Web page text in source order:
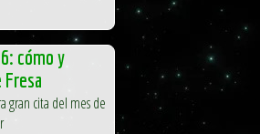
cómo y
Fresa
gran cita del mes de